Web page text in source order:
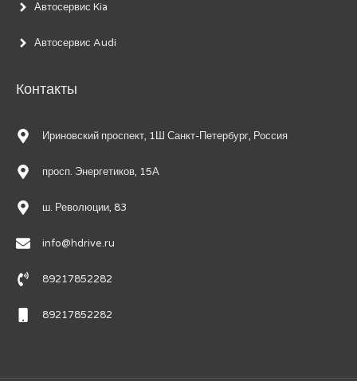
Автосервис Kia
Автосервис Audi
Контакты
Ириновский проспект, 1Ш Санкт-Петербург, Россия
просп. Энергетиков, 15А
ш. Революции, 83
info@hdrive.ru
89217852282
89217852282